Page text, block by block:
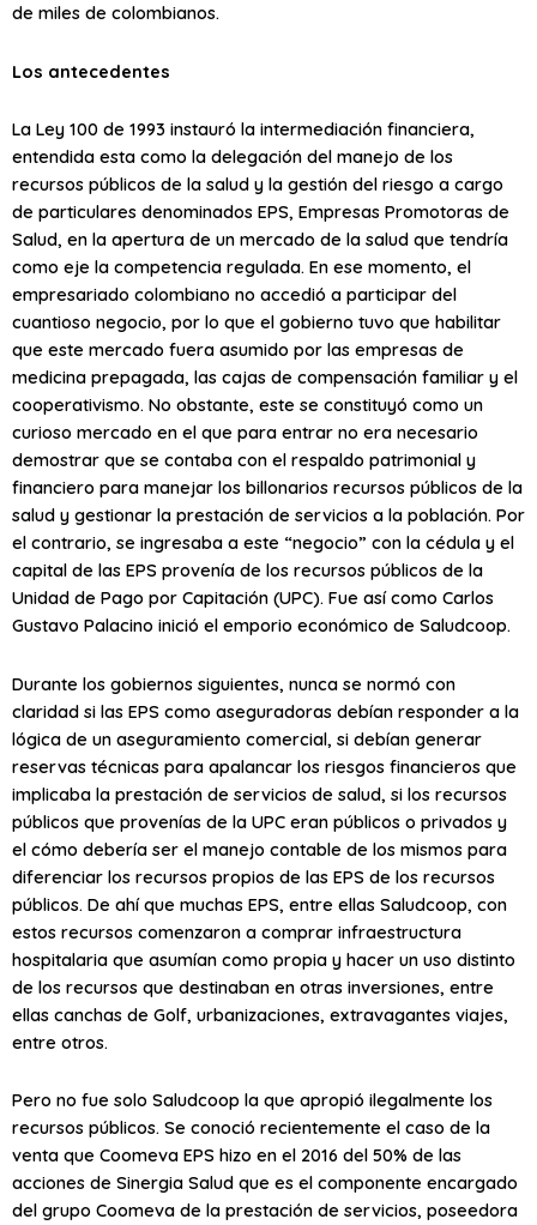
de miles de colombianos.
Los antecedentes
La Ley 100 de 1993 instauró la intermediación financiera,
entendida esta como la delegación del manejo de los
recursos públicos de la salud y la gestión del riesgo a cargo
de particulares denominados EPS, Empresas Promotoras de
Salud, en la apertura de un mercado de la salud que tendría
como eje la competencia regulada. En ese momento, el
empresariado colombiano no accedió a participar del
cuantioso negocio, por lo que el gobierno tuvo que habilitar
que este mercado fuera asumido por las empresas de
medicina prepagada, las cajas de compensación familiar y el
cooperativismo. No obstante, este se constituyó como un
curioso mercado en el que para entrar no era necesario
demostrar que se contaba con el respaldo patrimonial y
financiero para manejar los billonarios recursos públicos de la
salud y gestionar la prestación de servicios a la población. Por
el contrario, se ingresaba a este “negocio” con la cédula y el
capital de las EPS provenía de los recursos públicos de la
Unidad de Pago por Capitación (UPC). Fue así como Carlos
Gustavo Palacino inició el emporio económico de Saludcoop.
Durante los gobiernos siguientes, nunca se normó con
claridad si las EPS como aseguradoras debían responder a la
lógica de un aseguramiento comercial, si debían generar
reservas técnicas para apalancar los riesgos financieros que
implicaba la prestación de servicios de salud, si los recursos
públicos que provenías de la UPC eran públicos o privados y
el cómo debería ser el manejo contable de los mismos para
diferenciar los recursos propios de las EPS de los recursos
públicos. De ahí que muchas EPS, entre ellas Saludcoop, con
estos recursos comenzaron a comprar infraestructura
hospitalaria que asumían como propia y hacer un uso distinto
de los recursos que destinaban en otras inversiones, entre
ellas canchas de Golf, urbanizaciones, extravagantes viajes,
entre otros.
Pero no fue solo Saludcoop la que apropió ilegalmente los
recursos públicos. Se conoció recientemente el caso de la
venta que Coomeva EPS hizo en el 2016 del 50% de las
acciones de Sinergia Salud que es el componente encargado
del grupo Coomeva de la prestación de servicios, poseedora